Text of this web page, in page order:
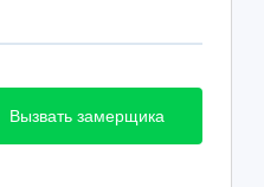
Вызвать замерщика